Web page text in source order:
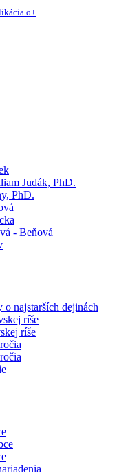
o+
Judák, PhD.
PhD.
- Beňová
najstarších dejinách
ríše
ríše